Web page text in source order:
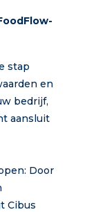
stap
en
bedrijf,
aansluit
Door
Cibus